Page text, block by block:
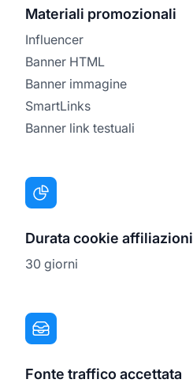
Materiali promozionali
Influencer
Banner HTML
Banner immagine
SmartLinks
Banner link testuali
Durata cookie affiliazioni
30 giorni
Fonte traffico accettata